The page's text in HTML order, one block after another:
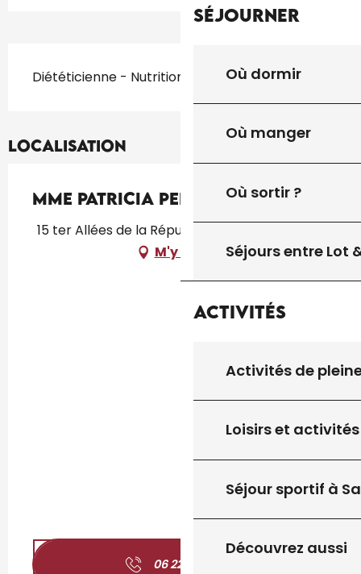
Séjourner
Où dormir
Où manger
Où sortir ?
Séjours entre Lot
Activités
Activités de
Loisirs et activités
Séjour sportif à
Découvrez aussi
Diététicienne - Nutritionniste
Localisation
Mme Patricia Perrin
15 ter Allées de la République, 46300 Gourdon
M'y rendre
06 22 47 68